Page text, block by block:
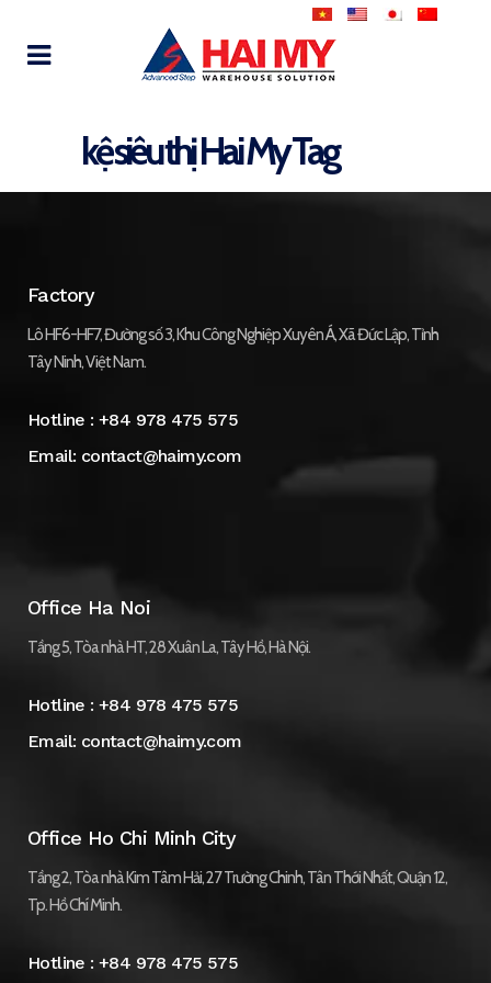
kệ siêu thị Hai My Tag
Factory
Lô HF6-HF7, Đường số 3, Khu Công Nghiệp Xuyên Á, Xã Đức Lập, Tỉnh
Tây Ninh, Việt Nam.
Hotline :+84 978 475 575
Email: contact@haimy.com
Office Ha Noi
Tầng 5, Tòa nhà HT, 28 Xuân La, Tây Hồ, Hà Nội.
Hotline :+84 978 475 575
Email: contact@haimy.com
Office Ho Chi Minh City
Tầng 2, Tòa nhà Kim Tâm Hải, 27 Trường Chinh, Tân Thới Nhất, Quận 12,
Tp. Hồ Chí Minh.
Hotline :+84 978 475 575